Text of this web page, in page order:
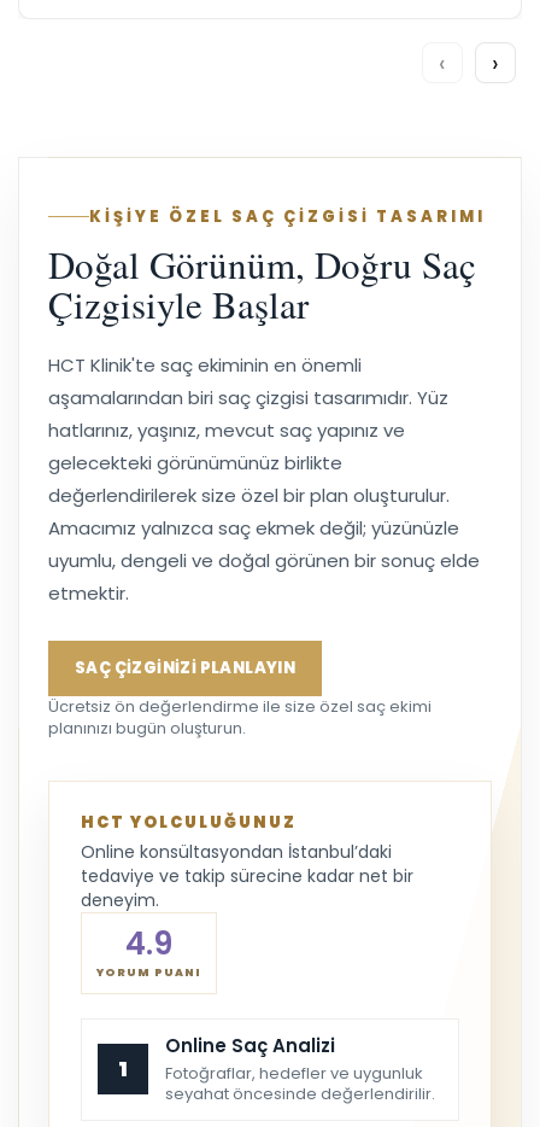
‹ ›
KİŞİYE ÖZEL SAÇ ÇİZGİSİ TASARIMI
Doğal Görünüm, Doğru Saç
Çizgisiyle Başlar
HCT Klinik'te saç ekiminin en önemli
aşamalarından biri saç çizgisi tasarımıdır. Yüz
hatlarınız, yaşınız, mevcut saç yapınız ve
gelecekteki görünümünüz birlikte
değerlendirilerek size özel bir plan oluşturulur.
Amacımız yalnızca saç ekmek değil; yüzünüzle
uyumlu, dengeli ve doğal görünen bir sonuç elde
etmektir.
SAÇ ÇİZGİNİZİ PLANLAYIN
Ücretsiz ön değerlendirme ile size özel saç ekimi
planınızı bugün oluşturun.
HCT YOLCULUĞUNUZ
Online konsültasyondan İstanbul’daki
tedaviye ve takip sürecine kadar net bir
deneyim.
4.9
YORUM PUANI
1
Online Saç Analizi
Fotoğraflar, hedefler ve uygunluk
seyahat öncesinde değerlendirilir.